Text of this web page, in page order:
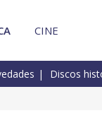
CINE
Discos